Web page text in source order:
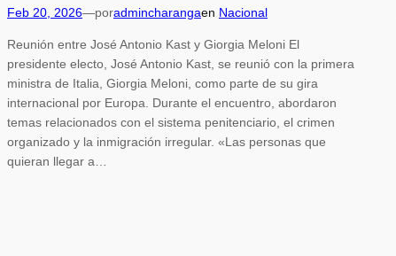
Feb 20, 2026—poradmincharangaen Nacional
Reunión entre José Antonio Kast y Giorgia Meloni El
presidente electo, José Antonio Kast, se reunió con la primera
ministra de Italia, Giorgia Meloni, como parte de su gira
internacional por Europa. Durante el encuentro, abordaron
temas relacionados con el sistema penitenciario, el crimen
organizado y la inmigración irregular. «Las personas que
quieran llegar a…